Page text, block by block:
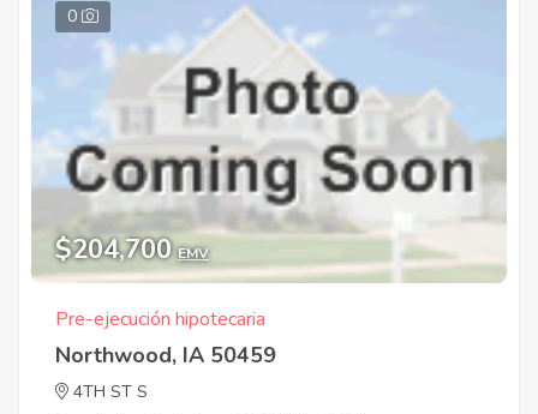
0
$204,700 EMV
Pre-ejecución hipotecaria
Northwood, IA 50459
4TH ST S